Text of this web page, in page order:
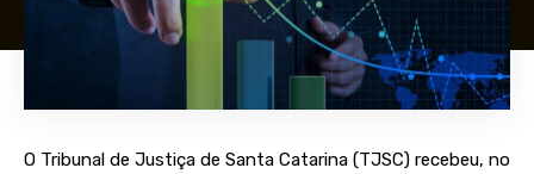
O Tribunal de Justiça de Santa Catarina (TJSC) recebeu, no